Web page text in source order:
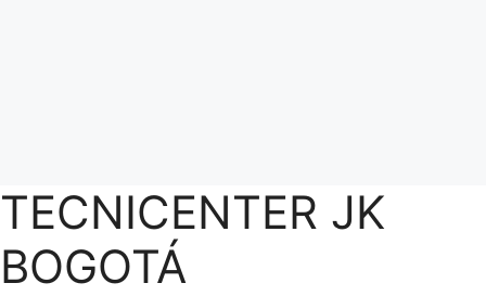
TECNICENTER JK
BOGOTÁ